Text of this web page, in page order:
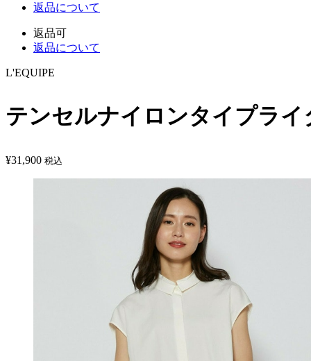
返品について
返品可
返品について
L'EQUIPE
テンセルナイロンタイプライ
¥31,900 税込